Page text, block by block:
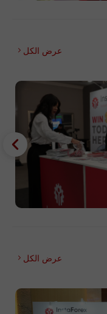
عرض الكل
عرض الكل